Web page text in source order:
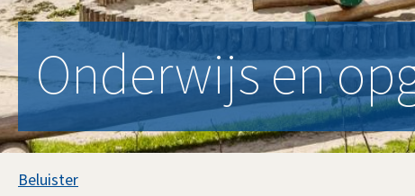
Onderwijs en
Assistentie
Beluister